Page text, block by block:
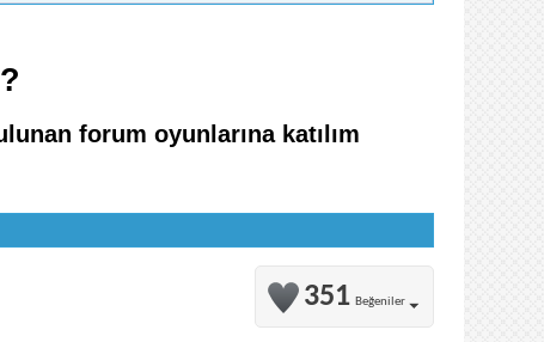
forum oyunlarına katılım
351 Beğeniler